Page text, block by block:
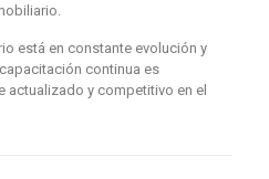
está en constante evolución y
continua es
actualizado y competitivo en el